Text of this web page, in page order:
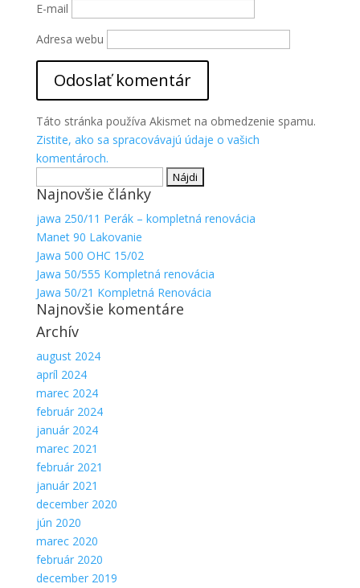
E-mail
Adresa webu
Táto stránka používa Akismet na obmedzenie spamu.
Zistite, ako sa spracovávajú údaje o vašich
komentároch.
Najnovšie články
jawa 250/11 Perák – kompletná renovácia
Manet 90 Lakovanie
Jawa 500 OHC 15/02
Jawa 50/555 Kompletná renovácia
Jawa 50/21 Kompletná Renovácia
Najnovšie komentáre
Archív
august 2024
apríl 2024
marec 2024
február 2024
január 2024
marec 2021
február 2021
január 2021
december 2020
jún 2020
marec 2020
február 2020
december 2019